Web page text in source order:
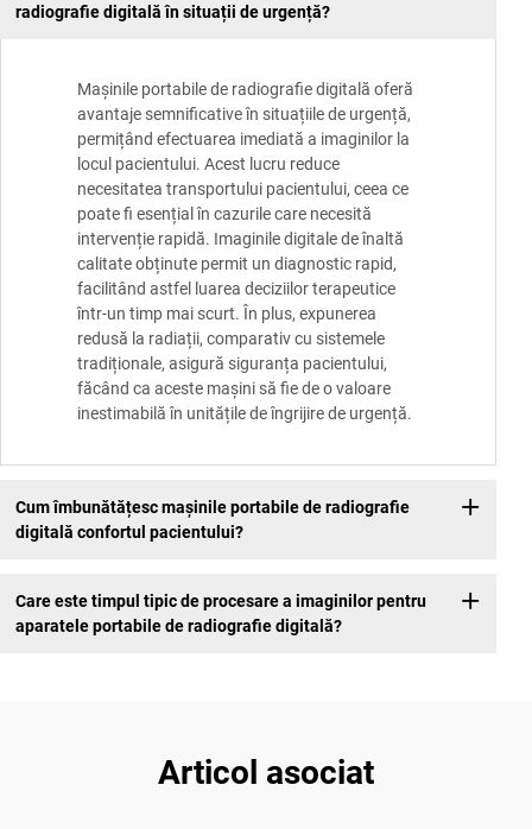
radiografie digitală în situații de urgență?
Mașinile portabile de radiografie digitală oferă
avantaje semnificative în situațiile de urgență,
permițând efectuarea imediată a imaginilor la
locul pacientului. Acest lucru reduce
necesitatea transportului pacientului, ceea ce
poate fi esențial în cazurile care necesită
intervenție rapidă. Imaginile digitale de înaltă
calitate obținute permit un diagnostic rapid,
facilitând astfel luarea deciziilor terapeutice
într-un timp mai scurt. În plus, expunerea
redusă la radiații, comparativ cu sistemele
tradiționale, asigură siguranța pacientului,
făcând ca aceste mașini să fie de o valoare
inestimabilă în unitățile de îngrijire de urgență.
Cum îmbunătățesc mașinile portabile de radiografie
digitală confortul pacientului?
Care este timpul tipic de procesare a imaginilor pentru
aparatele portabile de radiografie digitală?
Articol asociat